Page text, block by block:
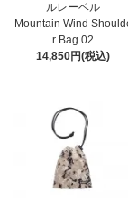
ルレーベル
Mountain Wind
r Bag 02
14,850円(税込)